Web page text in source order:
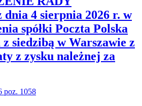
4 sierpnia 2026 r. w
spółki Poczta Polska
z siedzibą w Warszawie z
z zysku należnej za
poz. 1058